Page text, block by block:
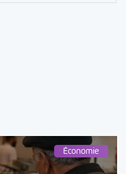
Économie